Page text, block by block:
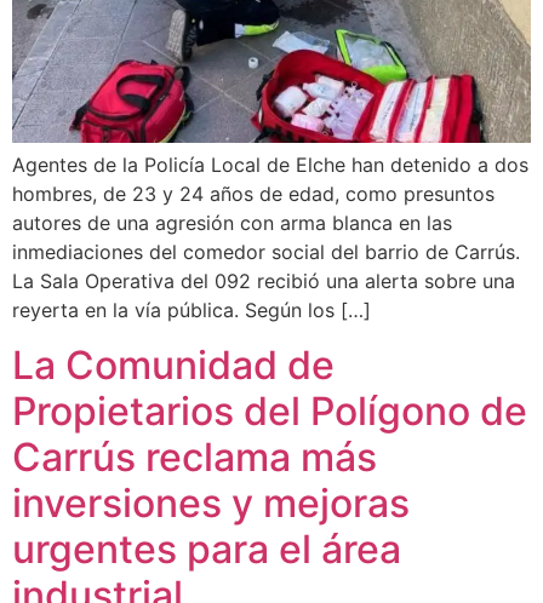
Agentes de la Policía Local de Elche han detenido a dos
hombres, de 23 y 24 años de edad, como presuntos
autores de una agresión con arma blanca en las
inmediaciones del comedor social del barrio de Carrús.
La Sala Operativa del 092 recibió una alerta sobre una
reyerta en la vía pública. Según los […]
La Comunidad de
Propietarios del Polígono de
Carrús reclama más
inversiones y mejoras
urgentes para el área